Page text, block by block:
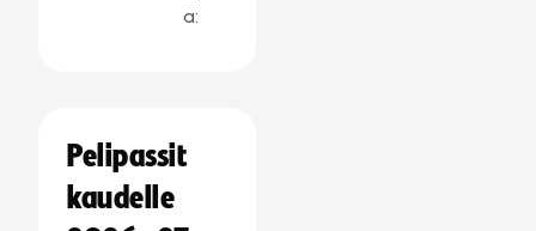
a:
Pelipassit
kaudelle